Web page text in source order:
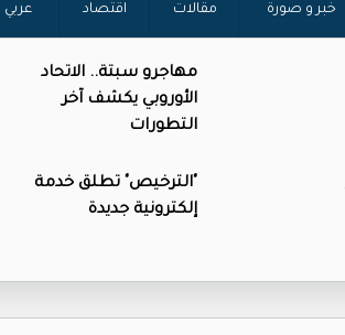
خبر و صورة مقالات اقتصاد عربي
مهاجرو سبتة.. الاتحاد
الأوروبي يكشف آخر
التطورات
"الترخيص" تطلق خدمة
إلكترونية جديدة